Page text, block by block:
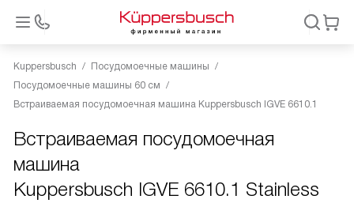
Kuppersbusch
Посудомоечные машины
Посудомоечные машины 60 см
Встраиваемая посудомоечная машина Kuppersbusch IGVE 6610.1
Встраиваемая посудомоечная
машина
Kuppersbusch IGVE 6610.1 Stainless